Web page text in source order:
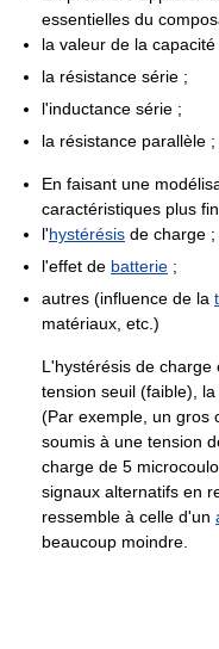
essentielles du
la valeur de la capacité
la résistance série ;
l'inductance série ;
la résistance parallèle ;
En faisant une
caractéristiques plus
l'hystérésis de charge ;
l'effet de batterie ;
autres (influence de la
matériaux, etc.)
L'hystérésis de
tension seuil (faible),
(Par exemple, un gros
soumis à une tension
charge de 5
signaux alternatifs en
ressemble à celle d'un
beaucoup moindre.